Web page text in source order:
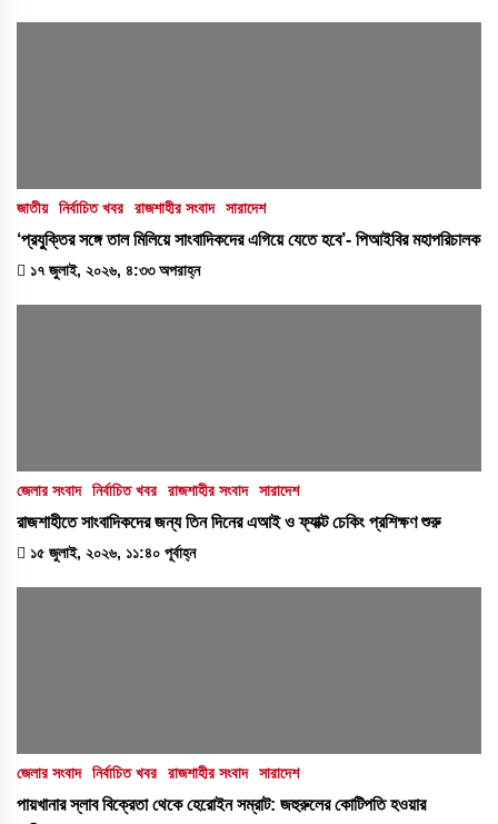
জাতীয় নির্বাচিত খবর রাজশাহীর সংবাদ সারাদেশ
‘প্রযুক্তির সঙ্গে তাল মিলিয়ে সাংবাদিকদের এগিয়ে যেতে হবে’- পিআইবির মহাপরিচালক
১৭ জুলাই, ২০২৬, ৪:৩৩ অপরাহ্ন
জেলার সংবাদ নির্বাচিত খবর রাজশাহীর সংবাদ সারাদেশ
রাজশাহীতে সাংবাদিকদের জন্য তিন দিনের এআই ও ফ্যাক্ট চেকিং প্রশিক্ষণ শুরু
১৫ জুলাই, ২০২৬, ১১:৪০ পূর্বাহ্ন
জেলার সংবাদ নির্বাচিত খবর রাজশাহীর সংবাদ সারাদেশ
পায়খানার স্লাব বিক্রেতা থেকে হেরোইন সম্রাট: জহুরুলের কোটিপতি হওয়ার